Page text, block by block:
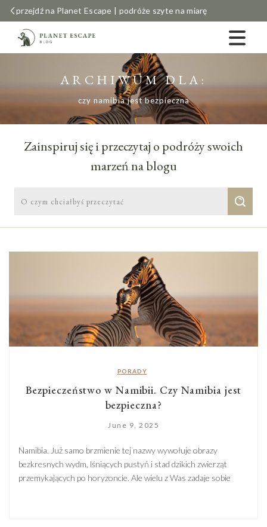
przejdź na Planet Escape | podróże szyte na miarę
ARCHIWUM DLA:
czy namibia jest bezpieczna
Zainspiruj się i przeczytaj o podróży swoich
marzeń na blogu
PORADY
Bezpieczeństwo w Namibii. Czy Namibia jest
bezpieczna?
June 9, 2025
Namibia. Już samo brzmienie tej nazwy wywołuje obrazy
bezkresnych wydm, lśniących pustyń i stad dzikich zwierząt
przemykających po horyzoncie. Ale wielu z Was zadaje sobie